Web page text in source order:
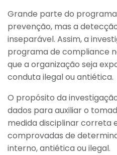
Grande parte do
prevenção, mas a
inseparável. Assim, a
programa de compliance
que a organização seja
conduta ilegal ou antiética.
O propósito da
dados para auxiliar o
medida disciplinar correta
comprovadas de
interno, antiética ou ilegal.